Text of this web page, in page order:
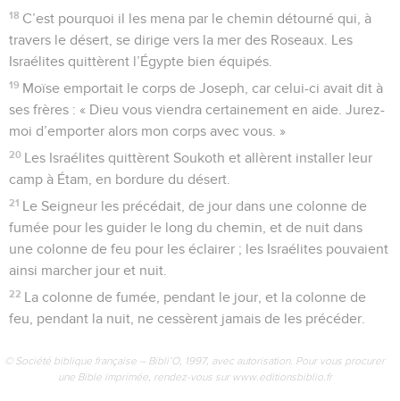
18 C’est pourquoi il les mena par le chemin détourné qui, à
travers le désert, se dirige vers la mer des Roseaux. Les
Israélites quittèrent l’Égypte bien équipés.
19 Moïse emportait le corps de Joseph, car celui-ci avait dit à
ses frères : « Dieu vous viendra certainement en aide. Jurez-
moi d’emporter alors mon corps avec vous. »
20 Les Israélites quittèrent Soukoth et allèrent installer leur
camp à Étam, en bordure du désert.
21 Le Seigneur les précédait, de jour dans une colonne de
fumée pour les guider le long du chemin, et de nuit dans
une colonne de feu pour les éclairer ; les Israélites pouvaient
ainsi marcher jour et nuit.
22 La colonne de fumée, pendant le jour, et la colonne de
feu, pendant la nuit, ne cessèrent jamais de les précéder.
© Société biblique française – Bibli’O, 1997, avec autorisation. Pour vous procurer
une Bible imprimée, rendez-vous sur www.editionsbiblio.fr